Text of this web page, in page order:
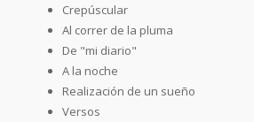
Crepúscular
Al correr de la pluma
De "mi diario"
A la noche
Realización de un sueño
Versos